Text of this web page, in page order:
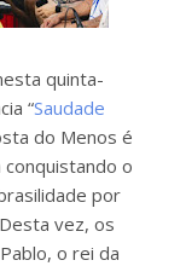
quinta-
“Saudade
do Menos é
conquistando o
por
vez, os
o rei da